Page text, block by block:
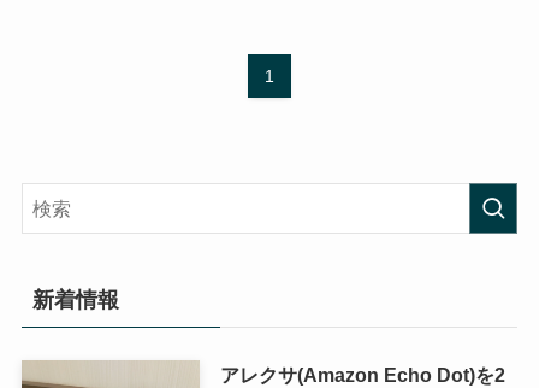
1
新着情報
アレクサ(Amazon Echo Dot)を2